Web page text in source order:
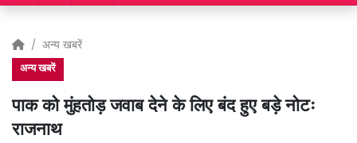
अन्य खबरें
अन्य खबरें
पाक को मुंहतोड़ जवाब देने के लिए बंद हुए बड़े नोटः
राजनाथ